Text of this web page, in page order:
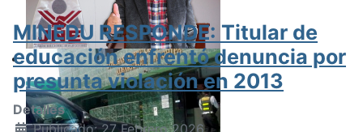
MINEDU RESPONDE: Titular de
educación enfrentó denuncia por
presunta violación en 2013
Detalles
Publicado: 27 Febrero 2026